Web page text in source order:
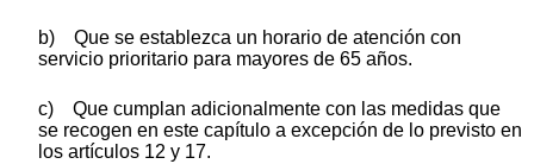
b) Que se establezca un horario de atención con
servicio prioritario para mayores de 65 años.
c) Que cumplan adicionalmente con las medidas que
se recogen en este capítulo a excepción de lo previsto en
los artículos 12 y 17.